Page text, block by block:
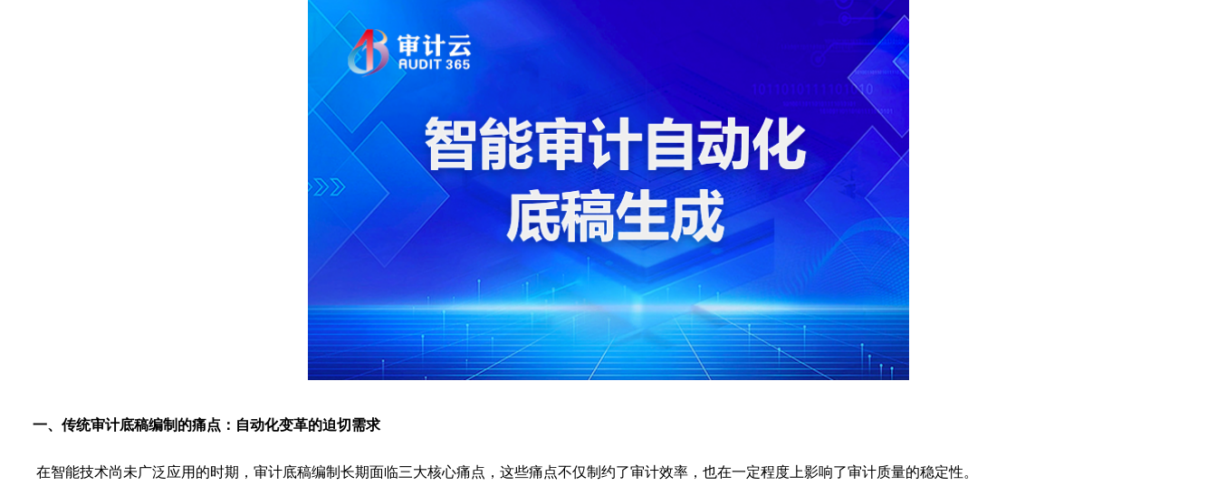
一、传统审计底稿编制的痛点：自动化变革的迫切需求
在智能技术尚未广泛应用的时期，审计底稿编制长期面临三大核心痛点，这些痛点不仅制约了审计效率，也在一定程度上影响了审计质量的稳定性。